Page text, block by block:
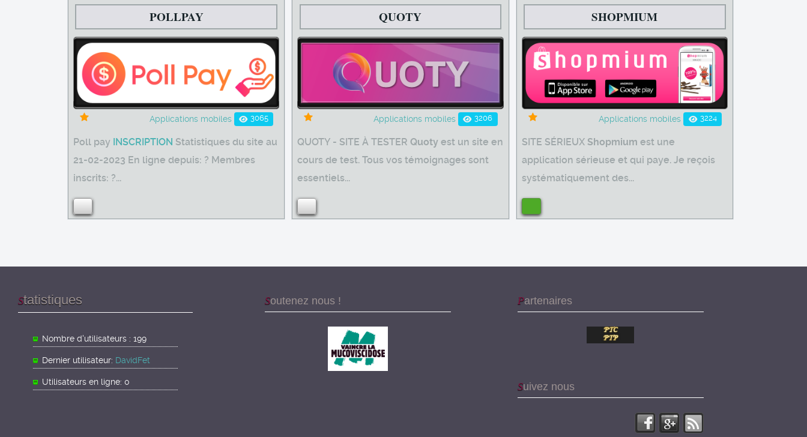
POLLPAY
Applications mobiles 3065
Poll pay INSCRIPTION Statistiques du site au
21-02-2023 En ligne depuis: ? Membres
inscrits: ?...
QUOTY
Applications mobiles 3206
QUOTY - SITE À TESTERQuoty est un site en
cours de test. Tous vos témoignages sont
essentiels...
SHOPMIUM
Applications mobiles 3224
SITE SÉRIEUX Shopmium est une
application sérieuse et qui paye. Je reçois
systématiquement des...
Statistiques
Nombre d'utilisateurs : 199
Dernier utilisateur: DavidFet
Utilisateurs en ligne: 0
Soutenez nous ! Partenaires
Suivez nous